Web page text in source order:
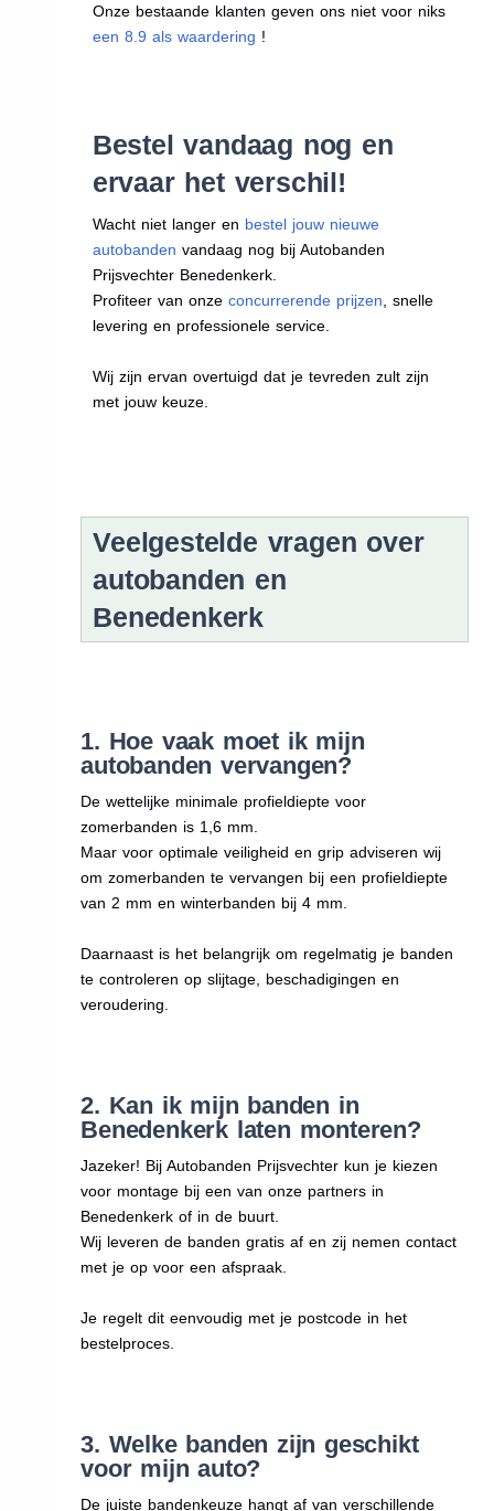
Onze bestaande klanten geven ons niet voor niks
een 8.9 als waardering !
Bestel vandaag nog en
ervaar het verschil!
Wacht niet langer en bestel jouw nieuwe
autobanden vandaag nog bij Autobanden
Prijsvechter Benedenkerk.
Profiteer van onze concurrerende prijzen , snelle
levering en professionele service.
Wij zijn ervan overtuigd dat je tevreden zult zijn
met jouw keuze.
Veelgestelde vragen over
autobanden en
Benedenkerk
1. Hoe vaak moet ik mijn
autobanden vervangen?
De wettelijke minimale profieldiepte voor
zomerbanden is 1,6 mm.
Maar voor optimale veiligheid en grip adviseren wij
om zomerbanden te vervangen bij een profieldiepte
van 2 mm en winterbanden bij 4 mm.
Daarnaast is het belangrijk om regelmatig je banden
te controleren op slijtage, beschadigingen en
veroudering.
2. Kan ik mijn banden in
Benedenkerk laten monteren?
Jazeker! Bij Autobanden Prijsvechter kun je kiezen
voor montage bij een van onze partners in
Benedenkerk of in de buurt.
Wij leveren de banden gratis af en zij nemen contact
met je op voor een afspraak.
Je regelt dit eenvoudig met je postcode in het
bestelproces.
3. Welke banden zijn geschikt
voor mijn auto?
De juiste bandenkeuze hangt af van verschillende